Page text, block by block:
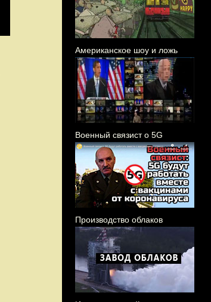
Американское шоу и ложь
Военный связист о 5G
Производство облаков